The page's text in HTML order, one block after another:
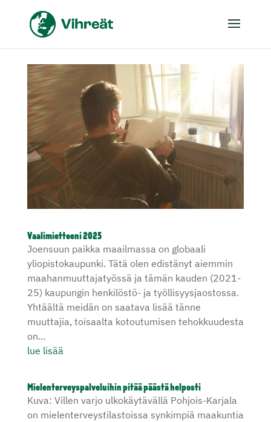
Vaalimietteeni 2025
Joensuun paikka maailmassa on globaali
yliopistokaupunki. Tätä olen edistänyt aiemmin
maahanmuuttajatyössä ja tämän kauden (2021-
25) kaupungin henkilöstö- ja työllisyysjaostossa.
Yhtäältä meidän on saatava lisää tänne
muuttajia, toisaalta kotoutumisen tehokkuudesta
on...
lue lisää
Mielenterveyspalveluihin pitää päästä helposti
Kuva: Villen varjo ulkokäytävällä Pohjois-Karjala
on mielenterveystilastoissa synkimpiä maakuntia